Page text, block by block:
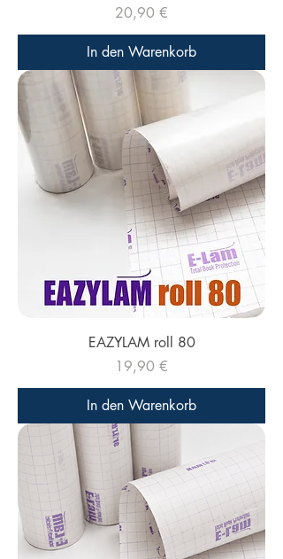
Preis
20,90 €
In den Warenkorb
EAZYLAM roll 80
Preis
19,90 €
In den Warenkorb